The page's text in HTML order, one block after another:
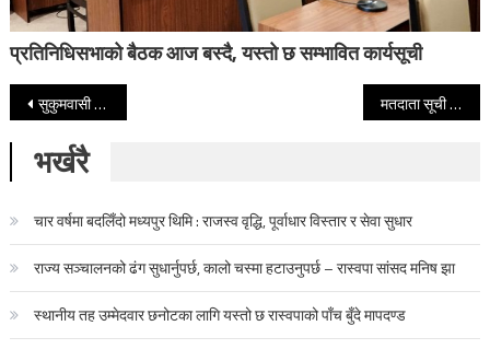
प्रतिनिधिसभाको बैठक आज बस्दै, यस्तो छ सम्भावित कार्यसूची
Post navigation
सुकुमवासी बस्ती हटाउने निर्देशन बालेनको ‘अपरिपक्वता’ र रास्वपाको ‘राजनीतिक बेइमानी’ : रक्षा बम मतदाता सूची परिमार्जनको विवादबिच पश्चिम बंगालमा सुरु भयो मतदान
भर्खरै
चार वर्षमा बदलिँदो मध्यपुर थिमि : राजस्व वृद्धि, पूर्वाधार विस्तार र सेवा सुधार
राज्य सञ्चालनको ढंग सुधार्नुपर्छ, कालो चस्मा हटाउनुपर्छ – रास्वपा सांसद मनिष झा
स्थानीय तह उम्मेदवार छनोटका लागि यस्तो छ रास्वपाको पाँच बुँदे मापदण्ड